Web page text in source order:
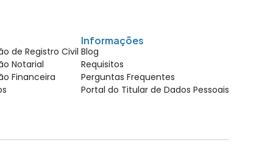
Informações
Blog
Requisitos
Perguntas Frequentes
Portal do Titular de Dados Pessoais
de Registro Civil
Notarial
Financeira